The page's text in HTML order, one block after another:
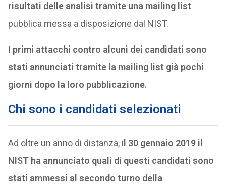
risultati delle analisi tramite una mailing list
pubblica messa a disposizione dal NIST.
I primi attacchi contro alcuni dei candidati sono
stati annunciati tramite la mailing list già pochi
giorni dopo la loro pubblicazione.
Chi sono i candidati selezionati
Ad oltre un anno di distanza, i l 30 gennaio 2019 il
NIST ha annunciato quali di questi candidati sono
stati ammessi al secondo turno della